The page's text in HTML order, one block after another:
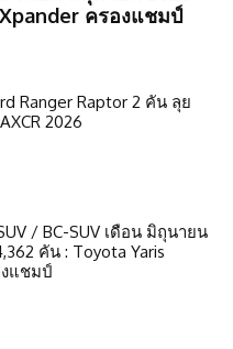
ครองแชมป์
Ranger Raptor 2 คัน ลุย
2026
/ BC-SUV เดือน มิถุนายน
คัน : Toyota Yaris
งแชมป์